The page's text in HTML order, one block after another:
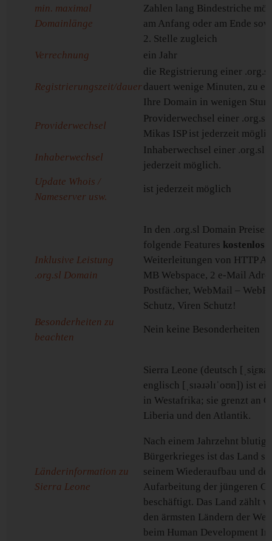
min. maximal
Domainlänge
Zahlen lang Bindestriche
am Anfang oder am Ende
2. Stelle zugleich
Verrechnung
ein Jahr
Registrierungszeit/dauer
die Registrierung einer
dauert wenige Minuten, zu
Ihre Domain in wenigen
Providerwechsel
Providerwechsel einer .org.sl
Mikas ISP ist jederzeit
Inhaberwechsel
Inhaberwechsel einer .org.sl
jederzeit möglich.
Update Whois /
Nameserver usw.
ist jederzeit möglich
Inklusive Leistung
.org.sl Domain
In den .org.sl Domain
folgende Features kostenlos
Weiterleitungen von HTTP
MB Webspace, 2 e-Mail
Postfächer, WebMail –
Schutz, Viren Schutz!
Besonderheiten zu
beachten
Nein keine Besonderheiten
Länderinformation zu
Sierra Leone
Sierra Leone (deutsch
englisch [ˌsɪəɹəlɪˈoʊn]) ist
in Westafrika; sie grenzt an
Liberia und den Atlantik.
Nach einem Jahrzehnt
Bürgerkrieges ist das Land
seinem Wiederaufbau und der
Aufarbeitung der jüngeren
beschäftigt. Das Land zählt
den ärmsten Ländern der
beim Human Development